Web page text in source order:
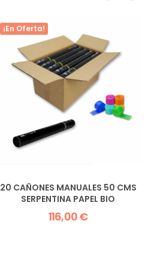
¡En Oferta!
20 CAÑONES MANUALES 50 CMS
SERPENTINA PAPEL BIO
116,00 €